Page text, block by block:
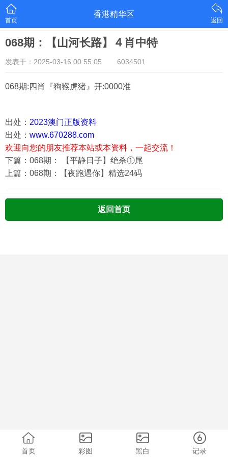
首页
香港精华区
返回
068期：【山河长路】４肖中特
发表于：2025-03-16 00:55:05 6034501
068期:四肖『狗猴虎猪 』开:0000准
出处： 2023澳门正版资料
出处： www.670288.com
欢迎向您的朋友推荐本站或本资料，一起交流！
下篇：068期： 【平静日子】绝杀①尾
上篇：068期：【夜跑遇你】精选24码
返回首页
首页 彩图 黑白 记录